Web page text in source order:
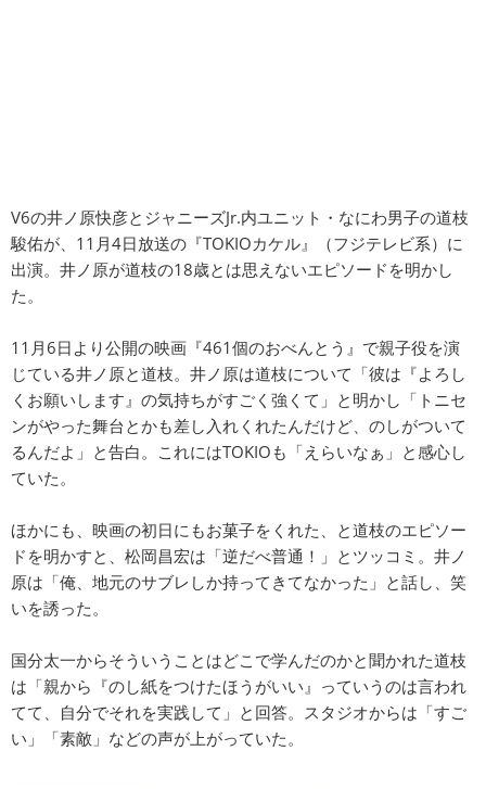
V6の井ノ原快彦とジャニーズJr.内ユニット・なにわ男子の道枝
駿佑が、11月4日放送の『TOKIOカケル』（フジテレビ系）に
出演。井ノ原が道枝の18歳とは思えないエピソードを明かし
た。
11月6日より公開の映画『461個のおべんとう』で親子役を演
じている井ノ原と道枝。井ノ原は道枝について「彼は『よろし
くお願いします』の気持ちがすごく強くて」と明かし「トニセ
ンがやった舞台とかも差し入れくれたんだけど、のしがついて
るんだよ」と告白。これにはTOKIOも「えらいなぁ」と感心し
ていた。
ほかにも、映画の初日にもお菓子をくれた、と道枝のエピソー
ドを明かすと、松岡昌宏は「逆だべ普通！」とツッコミ。井ノ
原は「俺、地元のサブレしか持ってきてなかった」と話し、笑
いを誘った。
国分太一からそういうことはどこで学んだのかと聞かれた道枝
は「親から『のし紙をつけたほうがいい』っていうのは言われ
てて、自分でそれを実践して」と回答。スタジオからは「すご
い」「素敵」などの声が上がっていた。